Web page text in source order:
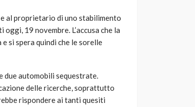
al proprietario di uno stabilimento
19 novembre. L’accusa che la
si spera quindi che le sorelle
due automobili sequestrate.
delle ricerche, soprattutto
rispondere ai tanti quesiti